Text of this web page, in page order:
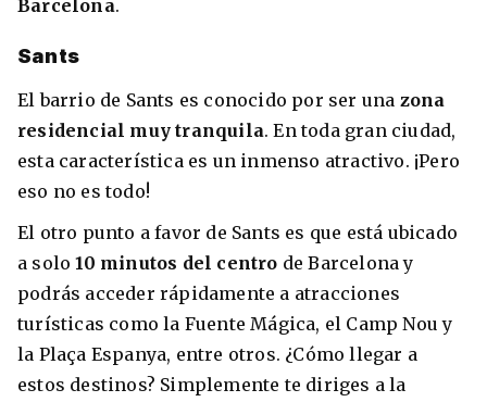
Barcelona.
Sants
El barrio de Sants es conocido por ser una zona
residencial muy tranquila. En toda gran ciudad,
esta característica es un inmenso atractivo. ¡Pero
eso no es todo!
El otro punto a favor de Sants es que está ubicado
a solo10 minutos del centro de Barcelona y
podrás acceder rápidamente a atracciones
turísticas como la Fuente Mágica, el Camp Nou y
la Plaça Espanya, entre otros. ¿Cómo llegar a
estos destinos? Simplemente te diriges a la